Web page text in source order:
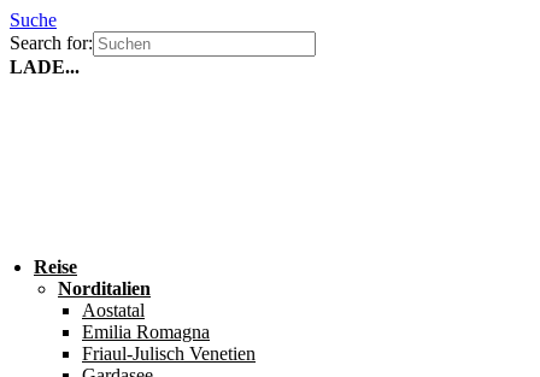
Suche
Search for:
LADE...
Reise
Norditalien
Aostatal
Emilia Romagna
Friaul-Julisch Venetien